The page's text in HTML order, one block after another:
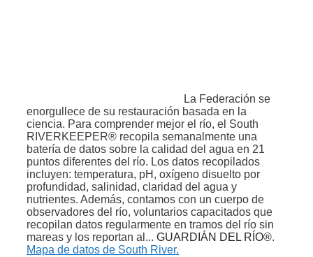
La Federación se
enorgullece de su restauración basada en la
ciencia. Para comprender mejor el río, el South
RIVERKEEPER® recopila semanalmente una
batería de datos sobre la calidad del agua en 21
puntos diferentes del río. Los datos recopilados
incluyen: temperatura, pH, oxígeno disuelto por
profundidad, salinidad, claridad del agua y
nutrientes. Además, contamos con un cuerpo de
observadores del río, voluntarios capacitados que
recopilan datos regularmente en tramos del río sin
mareas y los reportan al... GUARDIÁN DEL RÍO®.
Mapa de datos de South River.